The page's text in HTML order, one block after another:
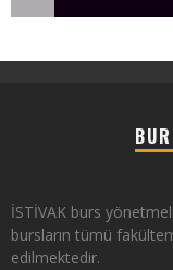
İSTİVAK burs
bursların tümü
edilmektedir.